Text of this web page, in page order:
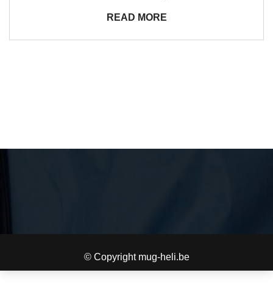
READ MORE
© Copyright mug-heli.be